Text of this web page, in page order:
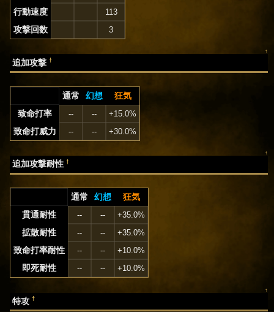
行動速度 113
攻撃回数 3
↑
追加攻撃†
通常 幻想
狂気
致命打率
-- -- +15.0%
致命打威力 -- -- +30.0%
↑
追加攻撃耐性†
通常 幻想
狂気
貫通耐性
-- -- +35.0%
拡散耐性 -- -- +35.0%
致命打率耐性 -- -- +10.0%
即死耐性 -- -- +10.0%
↑
特攻†